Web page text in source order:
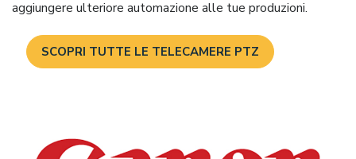
aggiungere ulteriore automazione alle tue produzioni.
SCOPRI TUTTE LE TELECAMERE PTZ